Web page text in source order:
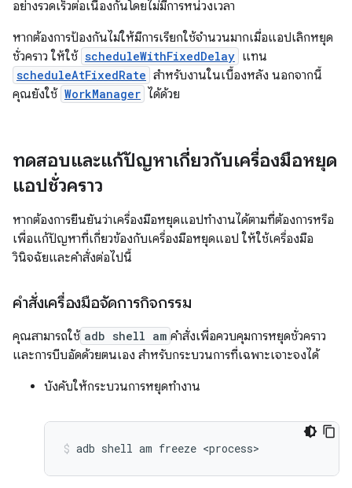
อย่างรวดเร็วต่อเนื่องกันโดยไม่มีการหน่วงเวลา
หากต้องการป้องกันไม่ให้มีการเรียกใช้จำนวนมากเมื่อแอปเลิกหยุด
ชั่วคราว ให้ใช้ scheduleWithFixedDelay แทน
scheduleAtFixedRate สำหรับงานในเบื้องหลัง นอกจากนี้
คุณยังใช้ WorkManager ได้ด้วย
ทดสอบและแก้ปัญหาเกี่ยวกับเครื่องมือหยุด
แอปชั่วคราว
หากต้องการยืนยันว่าเครื่องมือหยุดแอปทำงานได้ตามที่ต้องการหรือ
เพื่อแก้ปัญหาที่เกี่ยวข้องกับเครื่องมือหยุดแอป ให้ใช้เครื่องมือ
วินิจฉัยและคำสั่งต่อไปนี้
คำสั่งเครื่องมือจัดการกิจกรรม
คุณสามารถใช้ adb shell am คำสั่งเพื่อควบคุมการหยุดชั่วคราว
และการบีบอัดด้วยตนเอง สำหรับกระบวนการที่เฉพาะเจาะจงได้
บังคับให้กระบวนการหยุดทำงาน
adb shell am freeze <process>